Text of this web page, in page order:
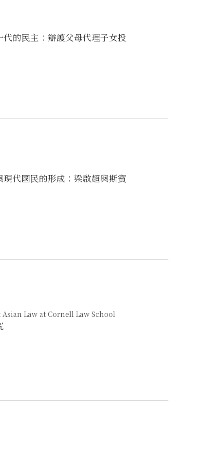
代的民主：辯護父母代理子女投
現代國民的形成：梁啟超與斯賓
Law at Cornell Law School